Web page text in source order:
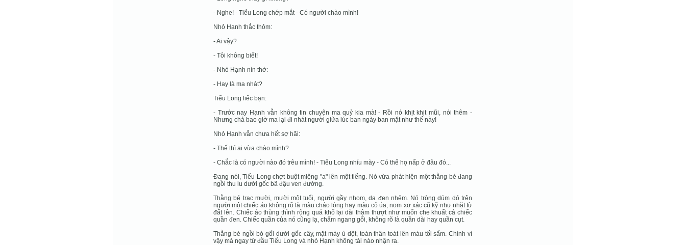
- Nghe! - Tiểu Long chớp mắt - Có người chào mình!
Nhỏ Hạnh thắc thỏm:
- Ai vậy?
- Tôi không biết!
- Nhỏ Hạnh nín thở:
- Hay là ma nhát?
Tiểu Long liếc bạn:
- Trước nay Hạnh vẫn không tin chuyện ma quỷ kia mà! - Rồi nó khịt khịt mũi, nói thêm -
Nhưng chả bao giờ ma lại đi nhát người giữa lúc ban ngày ban mặt như thế này!
Nhỏ Hạnh vẫn chưa hết sợ hãi:
- Thế thì ai vừa chào mình?
- Chắc là có người nào đó trêu mình! - Tiểu Long nhíu mày - Có thể họ nấp ở đâu đó...
Đang nói, Tiểu Long chợt buột miệng "a" lên một tiếng. Nó vừa phát hiện một thằng bé đang
ngồi thu lu dưới gốc bã đậu ven đường.
Thằng bé trạc mười, mười một tuổi, người gầy nhom, da đen nhẻm. Nó tròng dúm dó trên
người một chiếc áo không rõ là màu cháo lòng hay màu cỏ úa, nom xơ xác cũ kỹ như nhặt từ
đất lên. Chiếc áo thùng thình rộng quá khổ lại dài thậm thượt như muốn che khuất cả chiếc
quần đen. Chiếc quần của nó cũng lạ, chấm ngang gối, không rõ là quần dài hay quần cụt.
Thằng bé ngồi bó gối dưới gốc cây, mặt mày ủ dột, toàn thân toát lên màu tối sẩm. Chính vì
vậy mà ngay từ đầu Tiểu Long và nhỏ Hạnh không tài nào nhận ra.